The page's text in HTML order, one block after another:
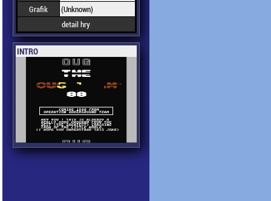
Grafik
(Unknown)
detail hry
INTRO